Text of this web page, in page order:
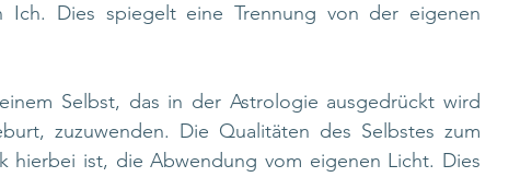
Ich. Dies spiegelt eine Trennung von der eigenen
Selbst, das in der Astrologie ausgedrückt wird
zuzuwenden. Die Qualitäten des Selbstes zum
hierbei ist, die Abwendung vom eigenen Licht. Dies